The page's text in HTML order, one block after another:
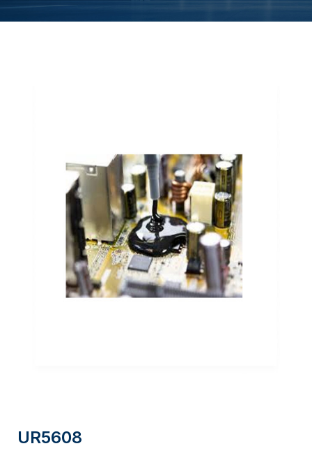
UR5608